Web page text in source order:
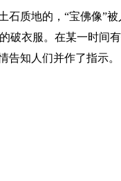
石质地的，“宝佛像”
破衣服。在某一时间
告知人们并作了指示。